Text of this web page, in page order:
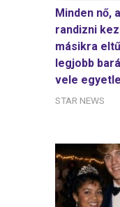
Minden nő,
randizni
másikra
legjobb
vele
STAR NEWS